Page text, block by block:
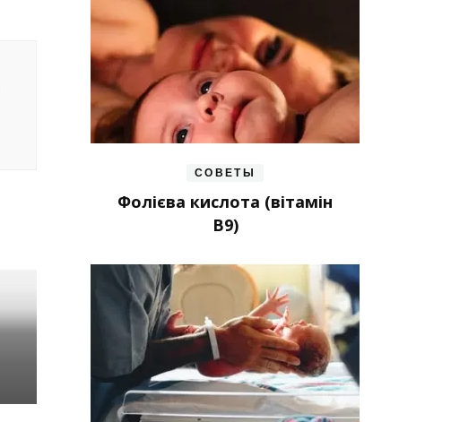
СОВЕТЫ
Фолієва кислота (вітамін
В9)